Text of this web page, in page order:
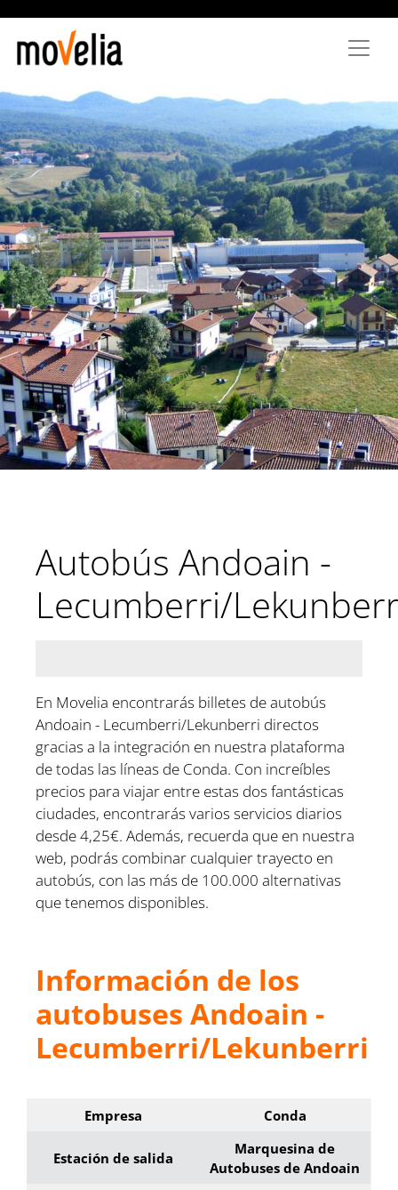
Autobús Andoain -
Lecumberri/
En Movelia encontrarás billetes de autobús
Andoain - Lecumberri/Lekunberri directos
gracias a la integración en nuestra plataforma
de todas las líneas de Conda. Con increíbles
precios para viajar entre estas dos fantásticas
ciudades, encontrarás varios servicios diarios
desde 4,25€. Además, recuerda que en nuestra
web, podrás combinar cualquier trayecto en
autobús, con las más de 100.000 alternativas
que tenemos disponibles.
Información de los
autobuses Andoain -
Lecumberri/Lekunberri
Empresa Conda
Estación de salida
Marquesina de
Autobuses de Andoain